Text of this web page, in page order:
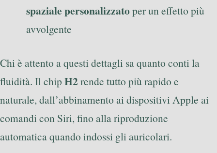
spaziale personalizzatoper un effetto più
avvolgente
Chi è attento a questi dettagli sa quanto conti la
fluidità. Il chip H2rende tutto più rapido e
naturale, dall’abbinamento ai dispositivi Apple ai
comandi con Siri, fino alla riproduzione
automatica quando indossi gli auricolari.